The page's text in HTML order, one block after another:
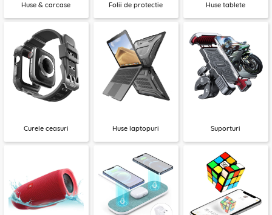
Huse & carcase Folii de protectie Huse tablete
Curele ceasuri Huse laptopuri Suporturi